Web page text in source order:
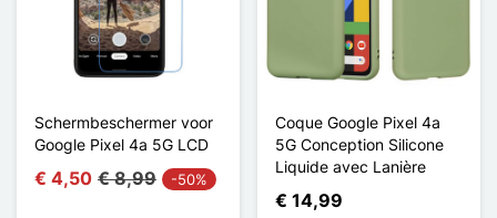
Schermbeschermer voor
Google Pixel 4a 5G LCD
€ 4,50 € 8,99 -50%
Coque Google Pixel 4a
5G Conception Silicone
Liquide avec Lanière
€ 14,99